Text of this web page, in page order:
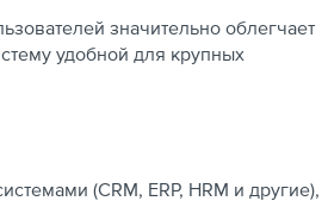
значительно облегчает
удобной для крупных
(CRM, ERP, HRM и другие),